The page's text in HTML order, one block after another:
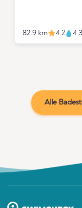
82.9 km 4.2 4.3
Alle